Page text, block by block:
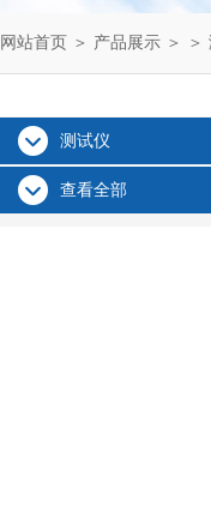
网站首页 ＞ 产品展示 ＞ ＞
测试仪
查看全部